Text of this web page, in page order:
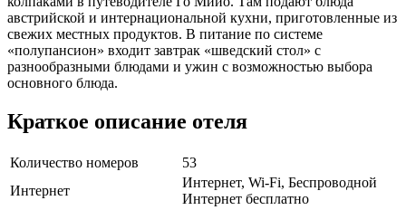
австрийской и интернациональной кухни, приготовленные из
свежих местных продуктов. В питание по системе
«полупансион» входит завтрак «шведский стол» с
разнообразными блюдами и ужин с возможностью выбора
основного блюда.
Краткое описание отеля
Количество номеров
53
Интернет
Интернет, Wi-Fi, Беспроводной
Интернет бесплатно